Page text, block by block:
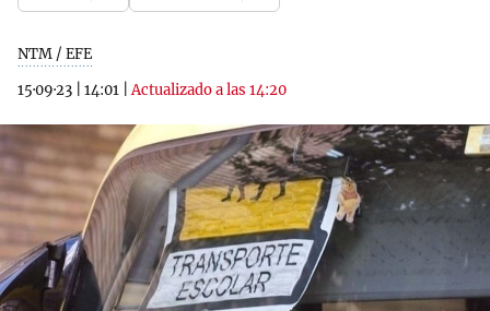
NTM / EFE
15·09·23
14:01 |Actualizado a las 14:20